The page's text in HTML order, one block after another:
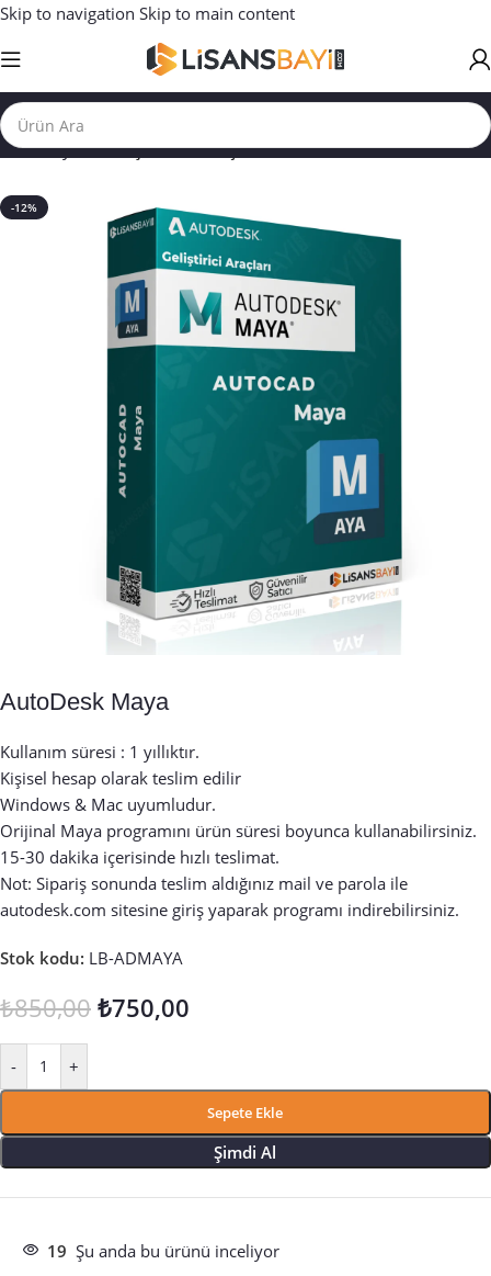
Skip to navigation Skip to main content
Ana Sayfa/ GELİŞTİRİCİ ARAÇLARI
-12%
AutoDesk Maya
Kullanım süresi : 1 yıllıktır.
Kişisel hesap olarak teslim edilir
Windows & Mac uyumludur.
Orijinal Maya programını ürün süresi boyunca kullanabilirsiniz.
15-30 dakika içerisinde hızlı teslimat.
Not: Sipariş sonunda teslim aldığınız mail ve parola ile
autodesk.com sitesine giriş yaparak programı indirebilirsiniz.
Stok kodu: LB-ADMAYA
₺850,00 ₺750,00
- +
Sepete Ekle
Şimdi Al
19 Şu anda bu ürünü inceliyor